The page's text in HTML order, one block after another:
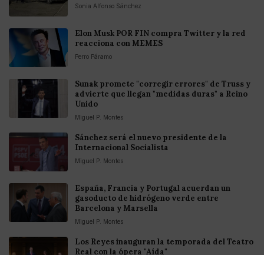
Sonia Alfonso Sánchez
Elon Musk POR FIN compra Twitter y la red
reacciona con MEMES
Perro Páramo
Sunak promete "corregir errores" de Truss y
advierte que llegan "medidas duras" a Reino
Unido
Miguel P. Montes
Sánchez será el nuevo presidente de la
Internacional Socialista
Miguel P. Montes
España, Francia y Portugal acuerdan un
gasoducto de hidrógeno verde entre
Barcelona y Marsella
Miguel P. Montes
Los Reyes inauguran la temporada del Teatro
Real con la ópera "Aída"